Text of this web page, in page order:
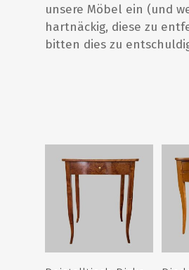
unsere Möbel ein (und
hartnäckig, diese zu
bitten dies zu